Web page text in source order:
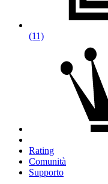
(11)
Rating
Comunità
Supporto